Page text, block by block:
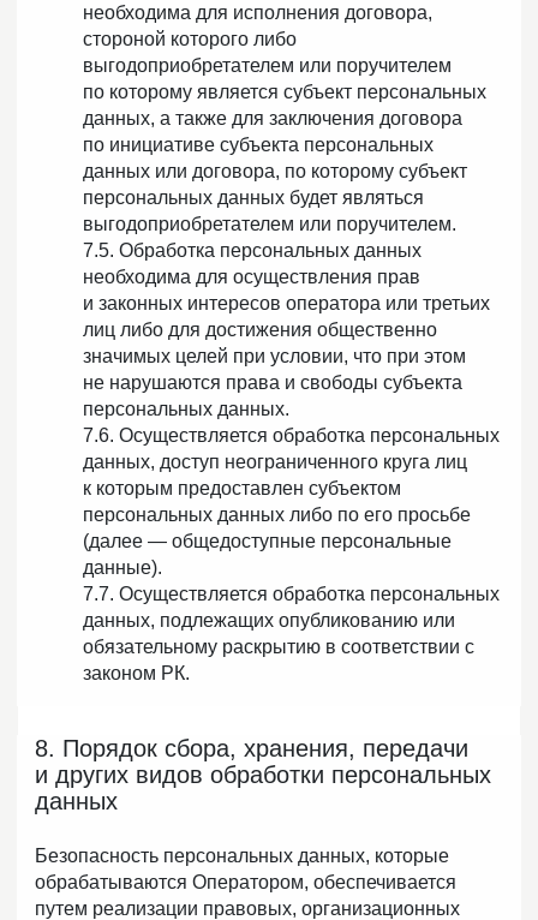
необходима для исполнения договора,
стороной которого либо
выгодоприобретателем или поручителем
по которому является субъект персональных
данных, а также для заключения договора
по инициативе субъекта персональных
данных или договора, по которому субъект
персональных данных будет являться
выгодоприобретателем или поручителем.
7.5. Обработка персональных данных
необходима для осуществления прав
и законных интересов оператора или третьих
лиц либо для достижения общественно
значимых целей при условии, что при этом
не нарушаются права и свободы субъекта
персональных данных.
7.6. Осуществляется обработка персональных
данных, доступ неограниченного круга лиц
к которым предоставлен субъектом
персональных данных либо по его просьбе
(далее — общедоступные персональные
данные).
7.7. Осуществляется обработка персональных
данных, подлежащих опубликованию или
обязательному раскрытию в соответствии с
законом РК.
8. Порядок сбора, хранения, передачи
и других видов обработки персональных
данных
Безопасность персональных данных, которые
обрабатываются Оператором, обеспечивается
путем реализации правовых, организационных